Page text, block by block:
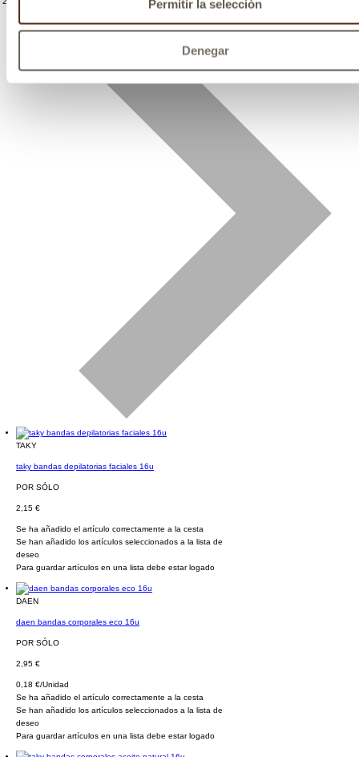
Permitir la selección
Denegar
TAKY
taky bandas depilatorias faciales 16u
POR SÓLO
2,15 €
Se ha añadido el artículo correctamente a la cesta
Se han añadido los artículos seleccionados a la lista de
deseo
Para guardar artículos en una lista debe estar logado
DAEN
daen bandas corporales eco 16u
POR SÓLO
2,95 €
0,18 €/Unidad
Se ha añadido el artículo correctamente a la cesta
Se han añadido los artículos seleccionados a la lista de
deseo
Para guardar artículos en una lista debe estar logado